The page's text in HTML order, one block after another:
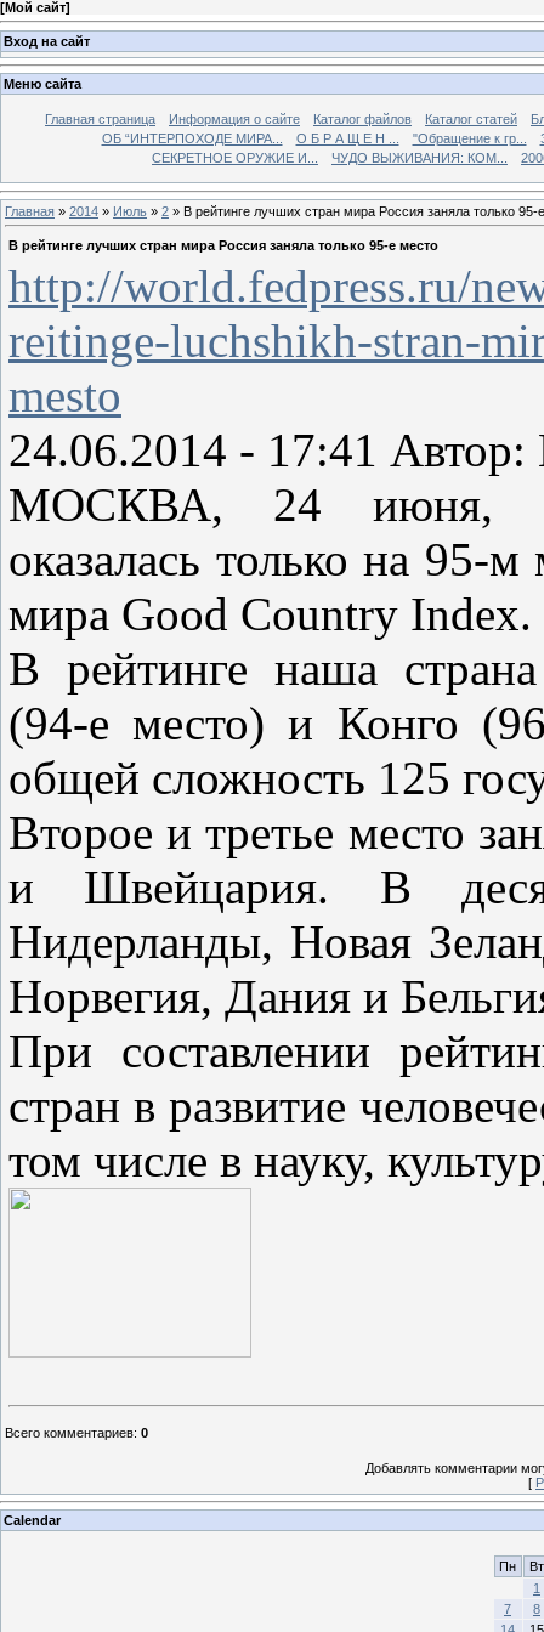
[Мой сайт]
Вход на сайт
Меню сайта
Главная страница Информация о сайте Каталог файлов Каталог статей
ОБ “ИНТЕРПОХОДЕ МИРА...
О Б Р А Щ Е Н ... "Обращение к гр...
СЕКРЕТНОЕ ОРУЖИЕ И...
ЧУДО ВЫЖИВАНИЯ: КОМ...
Главная » 2014 » Июль » 2 » В рейтинге лучших стран мира Россия заняла только 95-
В рейтинге лучших стран мира Россия заняла только 95-е место
http://world.fedpress.ru/
reitinge-luchshikh-stran-
mesto
24.06.2014 - 17:41
МОСКВА, 24 июня,
оказалась только на 95-
мира Good Country
В рейтинге наша
(94-е место) и Конго
общей сложность 125
Второе и третье место
и Швейцария. В
Нидерланды, Новая
Норвегия, Дания и
При составлении
стран в развитие
том числе в науку,
Всего комментариев: 0
Добавлять комментарии
[
Calendar
Пн
Вт
1
7
8